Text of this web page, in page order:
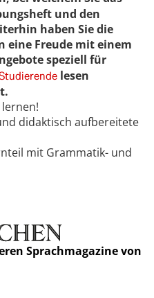
und den
haben Sie die
eine Freude mit einem
speziell für
lesen
didaktisch aufbereitete
mit Grammatik- und
Sprachmagazine von